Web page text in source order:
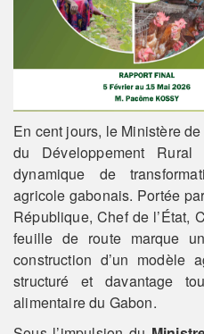
En cent jours, le Ministère
du Développement
dynamique de
agricole gabonais. Portée
République, Chef de l’État,
feuille de route marque
construction d’un modèle
structuré et davantage
alimentaire du Gabon.